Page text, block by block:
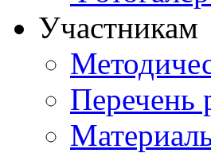
Участникам
Перечень